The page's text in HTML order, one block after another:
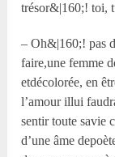
trésor&|160;! toi,
– Oh&|160;! pas
faire,une femme
etdécolorée, en
l’amour illui
sentir toute savie
d’une âme